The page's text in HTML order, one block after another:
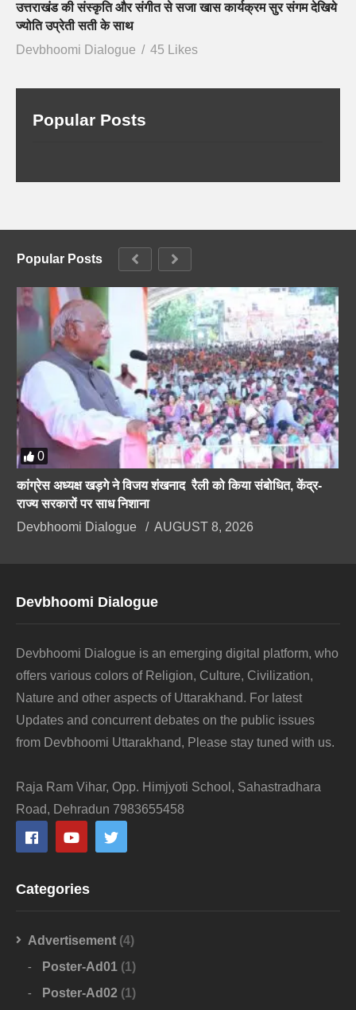
उत्तराखंड की संस्कृति और संगीत से सजा खास कार्यक्रम सुर संगम देखिये
ज्योति उप्रेती सती के साथ
Devbhoomi Dialogue
45 Likes
Popular Posts
Popular Posts
0
कांग्रेस अध्यक्ष खड़गे ने विजय शंखनाद रैली को किया संबोधित, केंद्र-
राज्य सरकारों पर साध निशाना
Devbhoomi Dialogue
AUGUST 8, 2026
Devbhoomi Dialogue
Devbhoomi Dialogue is an emerging digital platform, who
offers various colors of Religion, Culture, Civilization,
Nature and other aspects of Uttarakhand. For latest
Updates and concurrent debates on the public issues
from Devbhoomi Uttarakhand, Please stay tuned with us.
Raja Ram Vihar, Opp. Himjyoti School, Sahastradhara
Road, Dehradun 7983655458
Categories
Advertisement (4)
Poster-Ad01 (1)
Poster-Ad02 (1)